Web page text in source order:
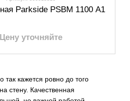
кажется ровно до того
стену. Качественная
Parkside PSBM 1100 A1
Цену уточняйте